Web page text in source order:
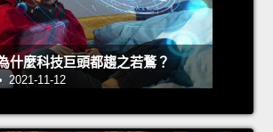
什麼科技巨頭都趨之若鶩？
2021-11-12